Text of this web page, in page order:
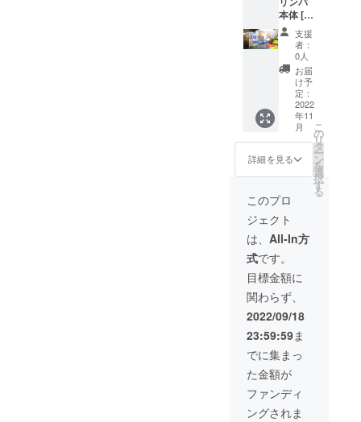
まぁる
保育園
城の森
保育園
デイ
サービ
スてる
てる
にて、
掲載ご
希望の
お名前
をご記
入くだ
さい。)
※寄付先
の指定
はでき
ません
ので予
めご了
【予定
寄付
先】 あ
はごん
保育園
ゆい
まぁる
保育園
城の森
保育園
デイ
サービ
スてる
てる
本体 [マ
ホガ
ニー材
コア材
各10台
ずつ] 卸
プラン
お土産
品店
様、楽
器店様
など
「琉球
カリン
バ」を
自社で
も販売
したい
という
方は是
非こち
らから
ご購入
くださ
い。 ※
必要書
類(納品
書・領
収書な
ど)があ
りまし
たら備
支援
者：
0人
お届
け予
定：
2022
年11
月
詳細を見る
こ
の
リ
タ
ー
ン
を
選
択
す
る
このプロ
ジェクト
は、 All-In方
式です。
目標金額に
関わらず、
2022/09/18
23:59:59ま
でに集まっ
た金額が
ファンディ
ングされま